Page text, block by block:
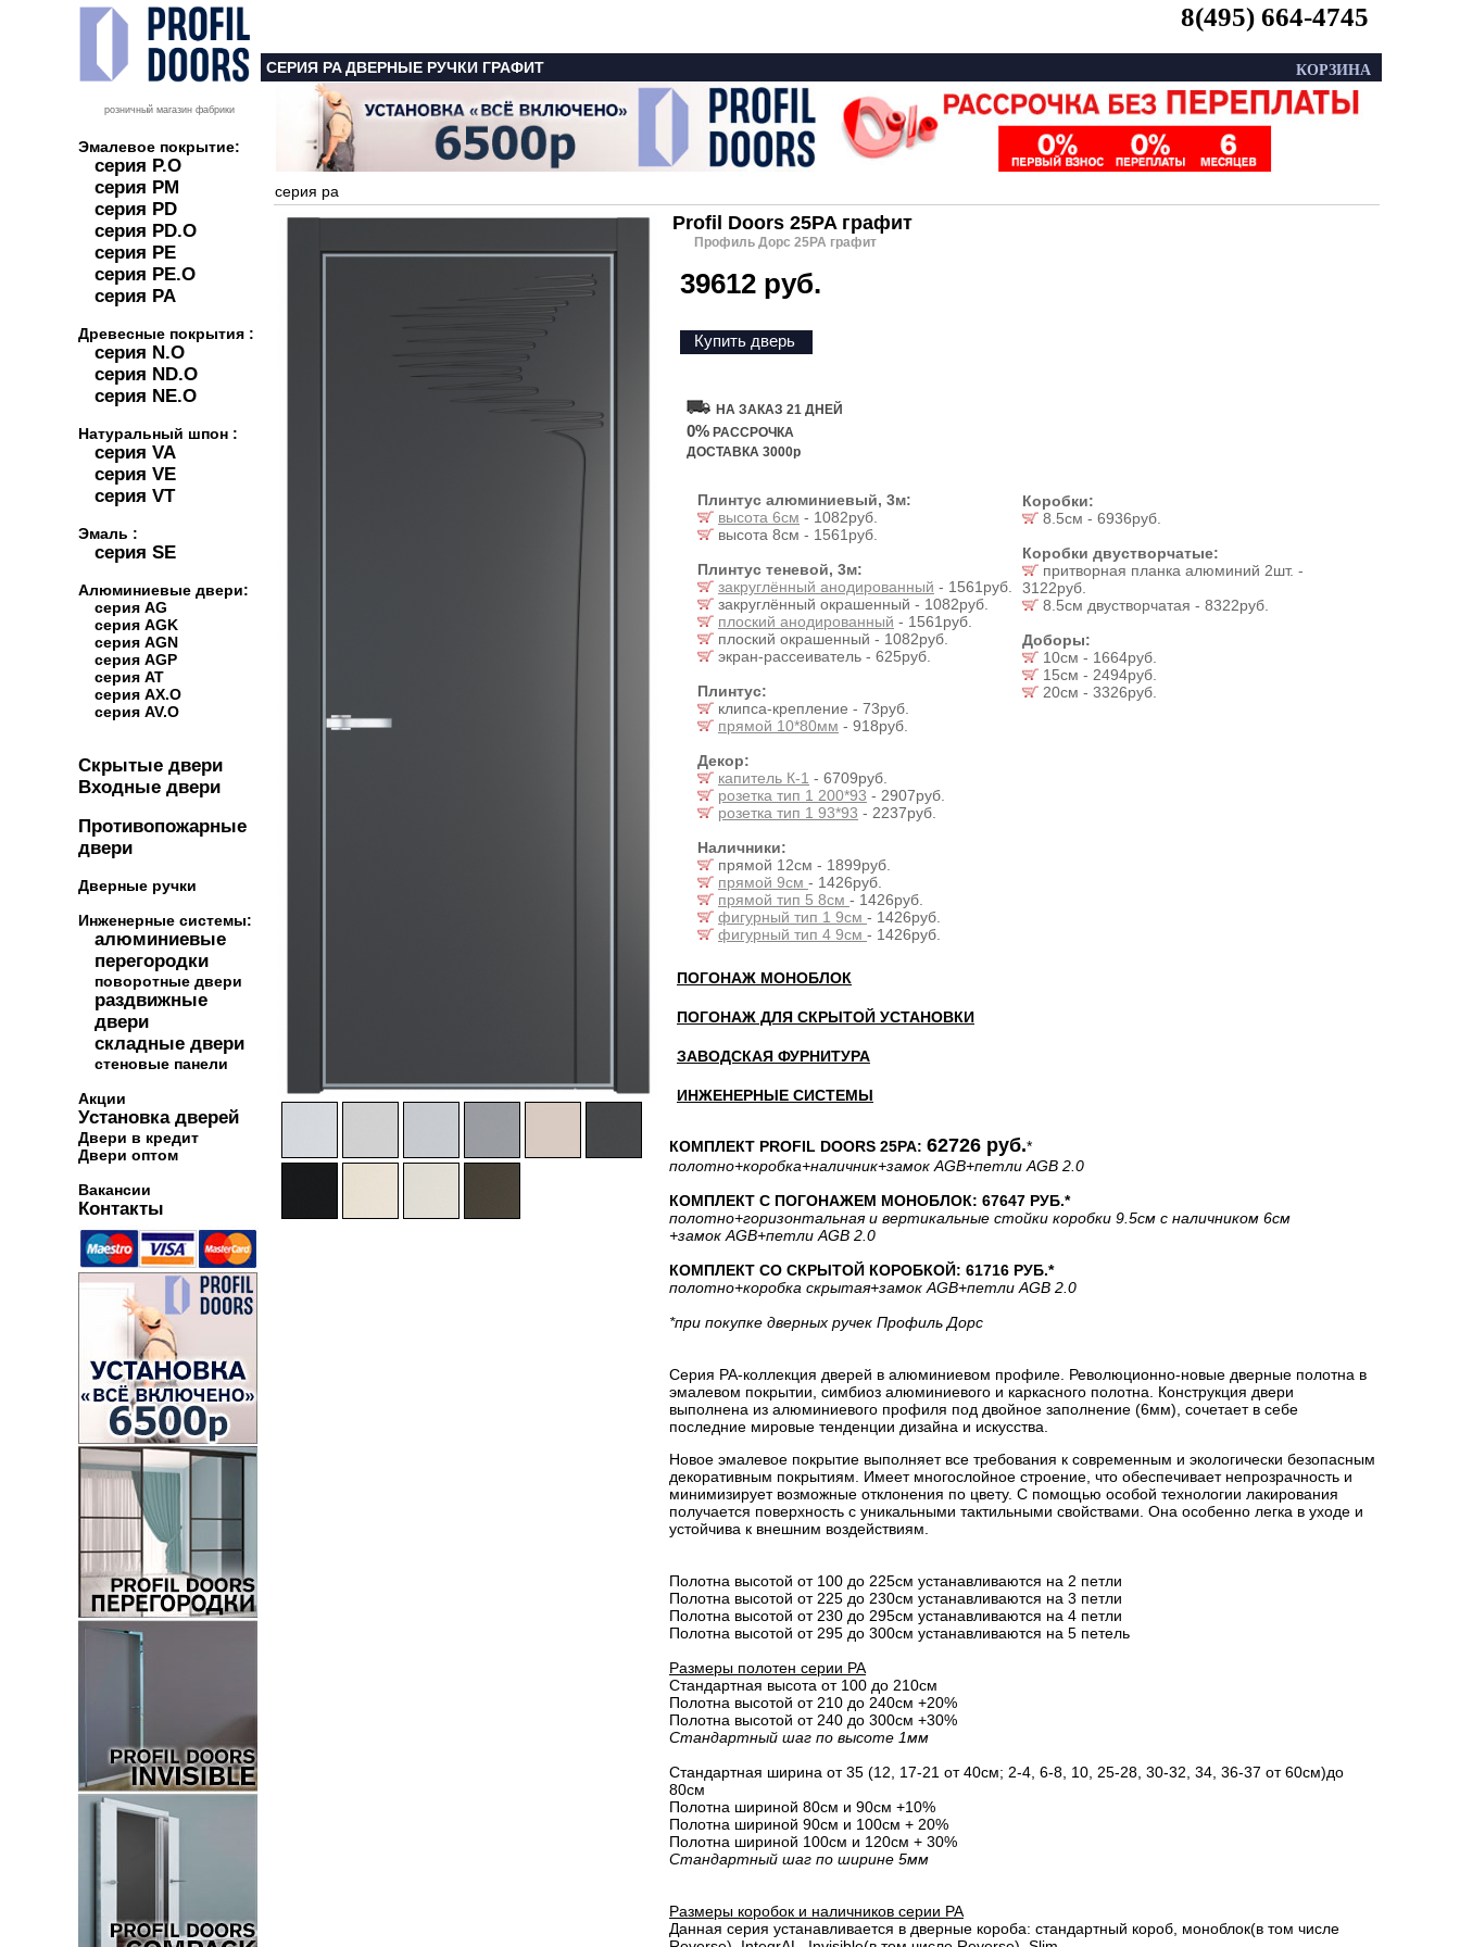
розничный магазин фабрики
Эмалевое покрытие:
серия P.O
серия PM
серия PD
серия PD.O
серия PE
серия PE.O
серия PA
Древесные покрытия :
серия N.O
серия ND.O
серия NE.O
Натуральный шпон :
серия VA
серия VE
серия VT
Эмаль :
серия SE
Алюминиевые двери:
серия AG
серия AGK
серия AGN
серия AGP
серия AT
серия AX.O
серия AV.O
Скрытые двери
Входные двери
Противопожарные
двери
Дверные ручки
Инженерные системы:
алюминиевые
перегородки
поворотные двери
раздвижные
двери
складные двери
стеновые панели
Акции
Установка дверей
Двери в кредит
Двери оптом
Вакансии
Контакты
8(495) 664-4745
КОРЗИНА
СЕРИЯ PA ДВЕРНЫЕ РУЧКИ ГРАФИТ
серия pa
Profil Doors 25PA графит
Профиль Дорс 25PA графит
39612 руб.
Купить дверь
НА ЗАКАЗ 21 ДНЕЙ
0% РАССРОЧКА
ДОСТАВКА 3000р
Плинтус алюминиевый, 3м:
высота 6см - 1082руб.
высота 8см - 1561руб.
Плинтус теневой, 3м:
закруглённый анодированный - 1561руб.
закруглённый окрашенный - 1082руб.
плоский анодированный - 1561руб.
плоский окрашенный - 1082руб.
экран-рассеиватель - 625руб.
Плинтус:
клипса-крепление - 73руб.
прямой 10*80мм - 918руб.
Декор:
капитель К-1 - 6709руб.
розетка тип 1 200*93 - 2907руб.
розетка тип 1 93*93 - 2237руб.
Наличники:
прямой 12см - 1899руб.
прямой 9см - 1426руб.
прямой тип 5 8см - 1426руб.
фигурный тип 1 9см - 1426руб.
фигурный тип 4 9см - 1426руб.
Коробки:
8.5см - 6936руб.
Коробки двустворчатые:
притворная планка алюминий 2шт. -
3122руб.
8.5см двустворчатая - 8322руб.
Доборы:
10см - 1664руб.
15см - 2494руб.
20см - 3326руб.
ПОГОНАЖ МОНОБЛОК
ПОГОНАЖ ДЛЯ СКРЫТОЙ УСТАНОВКИ
ЗАВОДСКАЯ ФУРНИТУРА
ИНЖЕНЕРНЫЕ СИСТЕМЫ
КОМПЛЕКТ PROFIL DOORS 25PA: 62726 руб.*
полотно+коробка+наличник+замок AGB+петли AGB 2.0
КОМПЛЕКТ С ПОГОНАЖЕМ МОНОБЛОК: 67647 РУБ.*
полотно+горизонтальная и вертикальные стойки коробки 9.5см с наличником 6см
+замок AGB+петли AGB 2.0
КОМПЛЕКТ СО СКРЫТОЙ КОРОБКОЙ: 61716 РУБ.*
полотно+коробка скрытая+замок AGB+петли AGB 2.0
*при покупке дверных ручек Профиль Дорс
Серия PA-коллекция дверей в алюминиевом профиле. Революционно-новые дверные полотна в
эмалевом покрытии, симбиоз алюминиевого и каркасного полотна. Конструкция двери
выполнена из алюминиевого профиля под двойное заполнение (6мм), сочетает в себе
последние мировые тенденции дизайна и искусства.
Новое эмалевое покрытие выполняет все требования к современным и экологически безопасным
декоративным покрытиям. Имеет многослойное строение, что обеспечивает непрозрачность и
минимизирует возможные отклонения по цвету. С помощью особой технологии лакирования
получается поверхность с уникальными тактильными свойствами. Она особенно легка в уходе и
устойчива к внешним воздействиям.
Полотна высотой от 100 до 225см устанавливаются на 2 петли
Полотна высотой от 225 до 230см устанавливаются на 3 петли
Полотна высотой от 230 до 295см устанавливаются на 4 петли
Полотна высотой от 295 до 300см устанавливаются на 5 петель
Размеры полотен серии PA
Стандартная высота от 100 до 210см
Полотна высотой от 210 до 240см +20%
Полотна высотой от 240 до 300см +30%
Стандартный шаг по высоте 1мм
Стандартная ширина от 35 (12, 17-21 от 40см; 2-4, 6-8, 10, 25-28, 30-32, 34, 36-37 от 60см)до
80см
Полотна шириной 80cм и 90cм +10%
Полотна шириной 90см и 100см + 20%
Полотна шириной 100см и 120см + 30%
Стандартный шаг по ширине 5мм
Размеры коробок и наличников серии PA
Данная серия устанавливается в дверные короба: стандартный короб, моноблок(в том числе